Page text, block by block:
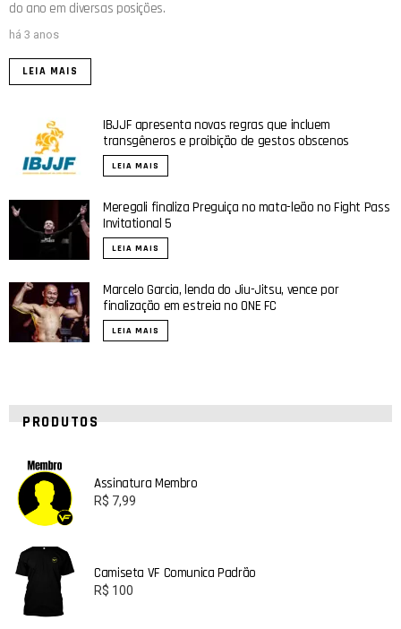
do ano em diversas posições.
há 3 anos
LEIA MAIS
IBJJF apresenta novas regras que incluem
transgêneros e proibição de gestos obscenos
LEIA MAIS
Meregali finaliza Preguiça no mata-leão no Fight Pass
Invitational 5
LEIA MAIS
Marcelo Garcia, lenda do Jiu-Jitsu, vence por
finalização em estreia no ONE FC
LEIA MAIS
PRODUTOS
Assinatura Membro
R$ 7,99
Camiseta VF Comunica Padrão
R$ 100